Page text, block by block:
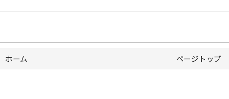
ホーム ページトップ